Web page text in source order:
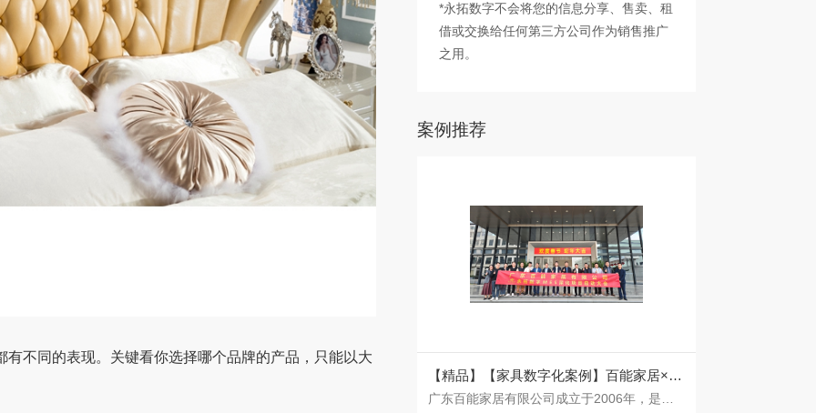
同的表现。关键看你选择哪个品牌的产品，只能以大
*永拓数字不会将您的信息分享、售卖、租
借或交换给任何第三方公司作为销售推广
之用。
案例推荐
【精品】【家具数字化案例】百能家居×永
拓数字：不锈钢橱柜头部品牌的数字化突
广东百能家居有限公司成立于2006年，是国